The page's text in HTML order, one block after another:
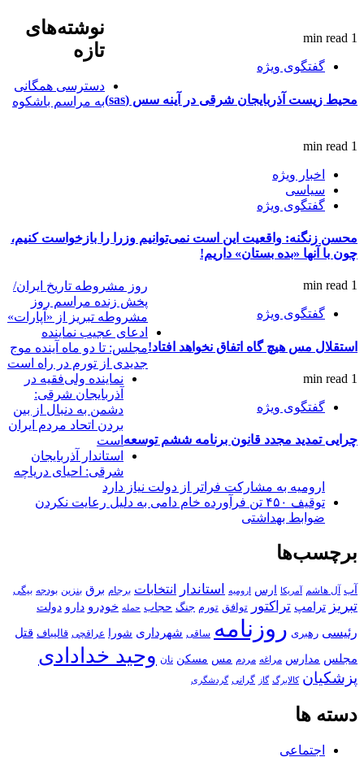
1 min read
گفتگوی ویژه
محیط زیست آذربایجان شرقی در آینه سس (sas)
1 min read
اخبار ویژه
سیاسی
گفتگوی ویژه
محسن زنگنه: واقعیت این است نمی‌توانیم وزرا را بازخواست کنیم،
چون با آنها «بده بستان» داریم!
1 min read
گفتگوی ویژه
استقلال مس هیچ گاه اتفاق نخواهد افتاد!
1 min read
گفتگوی ویژه
چرایی تمدید مجدد قانون برنامه ششم توسعه
نوشته‌های
تازه
دسترسی همگانی
به مراسم باشکوه
روز مشروطه تاریخ ایران/
پخش زنده مراسم روز
مشروطه تبریز از «آپارات»
ادعای عجیب نماینده
مجلس: تا دو ماه آینده موج
جدیدی از تورم در راه است
نماینده ولی‌فقیه در
آذربایجان شرقی:
دشمن به دنبال از بین
بردن اتحاد مردم ایران
است
استاندار آذربایجان
شرقی: احیای دریاچه
ارومیه به مشارکت فراتر از دولت نیاز دارد
توقیف ۴۵۰ تن فرآورده خام دامی به دلیل رعایت نکردن
ضوابط بهداشتی
برچسب‌ها
آب آل هاشم آمریکا ارس ارومیه استاندار انتخابات برجام برق بنزین بودجه بیگی
تبریز ترامپ تراکتور توافق تورم جنگ حجاب حمله خودرو دارو دولت
رئیسی رهبری روزنامه ساقی شهرداری شورا عراقچی قالیباف قتل
مجلس مدارس مراغه مردم مس مسکن نان وحید خدادادی
پزشکیان کالابرگ گاز گرانی گردشگری
دسته ها
اجتماعی